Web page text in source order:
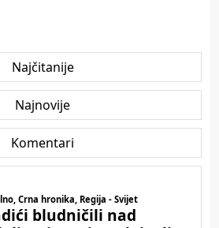
Najčitanije
Najnovije
Komentari